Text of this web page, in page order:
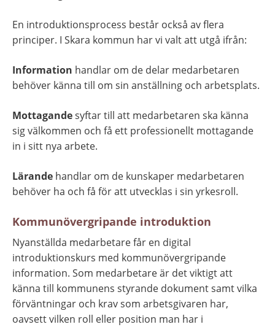
En introduktionsprocess består också av flera
principer. I Skara kommun har vi valt att utgå ifrån:
Information handlar om de delar medarbetaren
behöver känna till om sin anställning och arbetsplats.
Mottagande syftar till att medarbetaren ska känna
sig välkommen och få ett professionellt mottagande
in i sitt nya arbete.
Lärande handlar om de kunskaper medarbetaren
behöver ha och få för att utvecklas i sin yrkesroll.
Kommunövergripande introduktion
Nyanställda medarbetare får en digital
introduktionskurs med kommunövergripande
information. Som medarbetare är det viktigt att
känna till kommunens styrande dokument samt vilka
förväntningar och krav som arbetsgivaren har,
oavsett vilken roll eller position man har i